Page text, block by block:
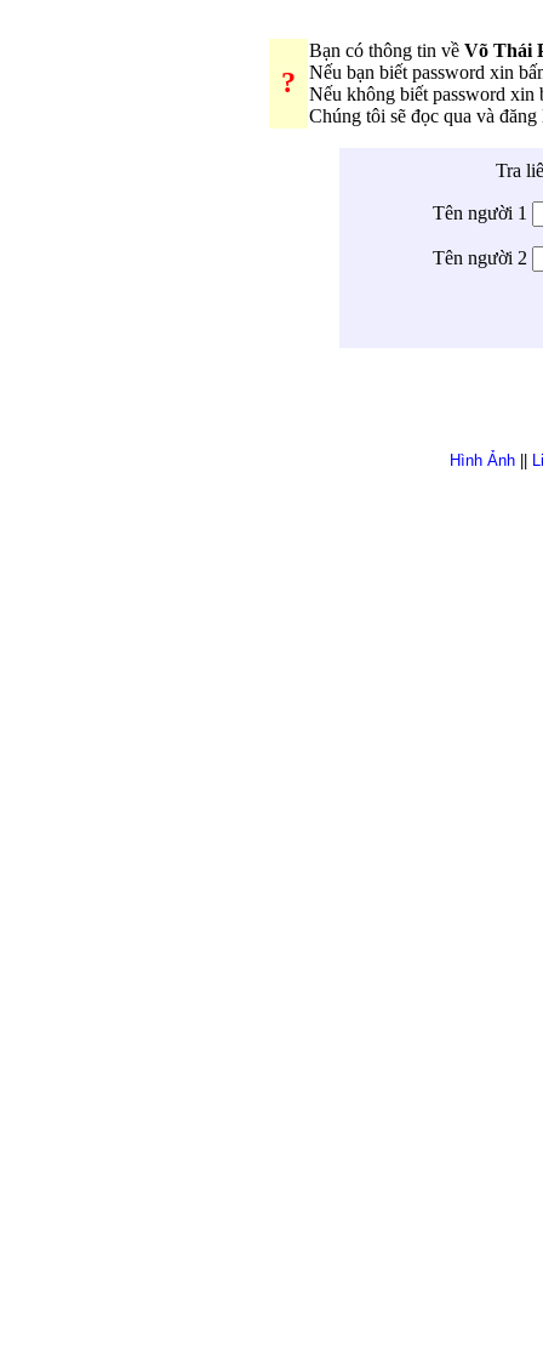
?
Bạn có thông tin về Võ Thái
Nếu bạn biết password xin
Nếu không biết password xin
Chúng tôi sẽ đọc qua và
Tra
Tên người 1
Tên người 2
Hình Ảnh